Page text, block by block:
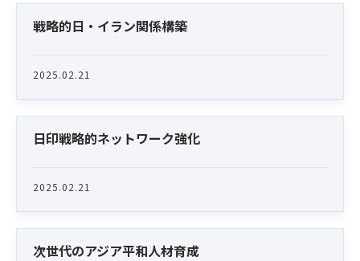
Latest News
戦略的日・イラン関係構築
2025.02.21
日印戦略的ネットワーク強化
2025.02.21
次世代のアジア平和人材育成